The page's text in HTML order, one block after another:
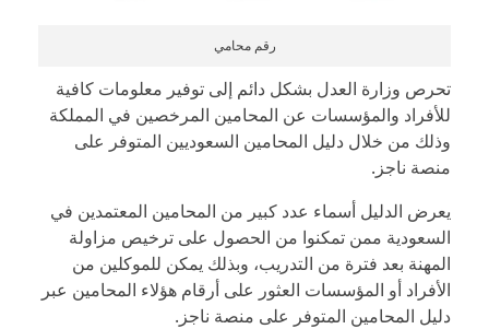
رقم محامي
تحرص وزارة العدل بشكل دائم إلى توفير معلومات كافية
للأفراد والمؤسسات عن المحامين المرخصين في المملكة
وذلك من خلال دليل المحامين السعوديين المتوفر على
منصة ناجز.
يعرض الدليل أسماء عدد كبير من المحامين المعتمدين في
السعودية ممن تمكنوا من الحصول على ترخيص مزاولة
المهنة بعد فترة من التدريب، وبذلك يمكن للموكلين من
الأفراد أو المؤسسات العثور على أرقام هؤلاء المحامين عبر
دليل المحامين المتوفر على منصة ناجز.